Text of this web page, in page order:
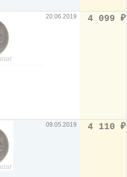
20.06.2019 4 099 ₽
09.05.2019 4 110 ₽